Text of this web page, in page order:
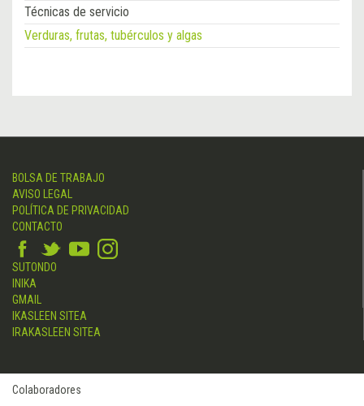
Técnicas de servicio
Verduras, frutas, tubérculos y algas
BOLSA DE TRABAJO
AVISO LEGAL
POLÍTICA DE PRIVACIDAD
CONTACTO
SUTONDO
INIKA
GMAIL
IKASLEEN SITEA
IRAKASLEEN SITEA
Colaboradores